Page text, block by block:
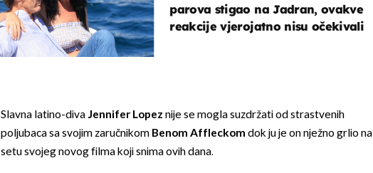
parova stigao na Jadran, ovakve
reakcije vjerojatno nisu očekivali
Slavna latino-divaJennifer Lopez nije se mogla suzdržati od strastvenih
poljubaca sa svojim zaručnikom Benom Affleckom dok ju je on nježno grlio na
setu svojeg novog filma koji snima ovih dana.